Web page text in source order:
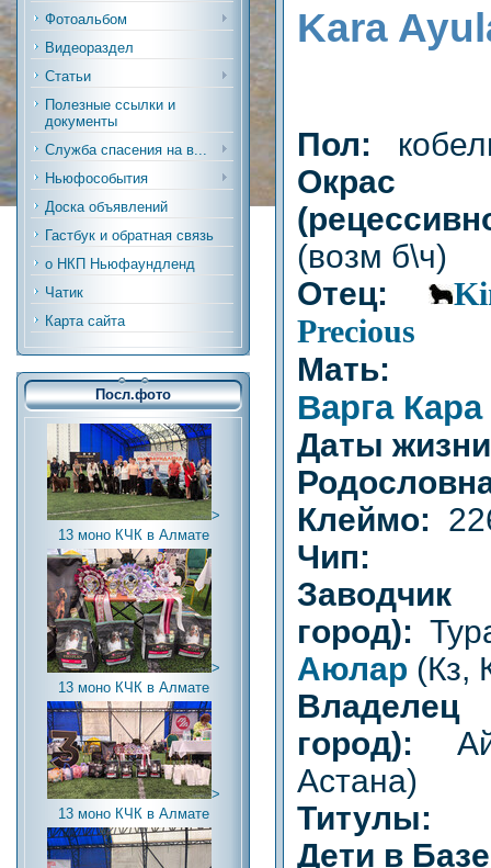
Фотоальбом
Видеораздел
Статьи
Полезные ссылки и
документы
Служба спасения на в...
Ньюфособытия
Доска объявлений
Гастбук и обратная связь
о НКП Ньюфаундленд
Чатик
Карта сайта
Посл.фото
>
13 моно КЧК в Алмате
>
13 моно КЧК в Алмате
>
13 моно КЧК в Алмате
Kara
Пол:
Окрас
(возм б\ч)
Отец:
Precious
Мать:
Варга
Даты
Клеймо:
Чип:
город):
Аюлар (Кз,
город):
Астана)
Титулы:
Дети в